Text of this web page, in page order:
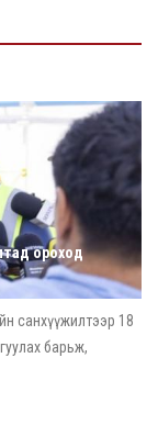
ороход
санхүүжилтээр 18
барьж,